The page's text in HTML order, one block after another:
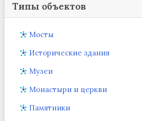
Типы объектов
Мосты
Исторические здания
Музеи
Монастыри и церкви
Памятники